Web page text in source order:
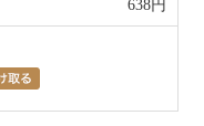
638円